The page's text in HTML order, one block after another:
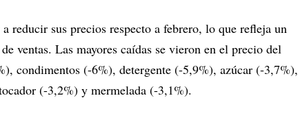
reducir sus precios respecto a febrero, lo que refleja un
ventas. Las mayores caídas se vieron en el precio del
condimentos (-6%), detergente (-5,9%), azúcar (-3,7%),
(-3,2%) y mermelada (-3,1%).